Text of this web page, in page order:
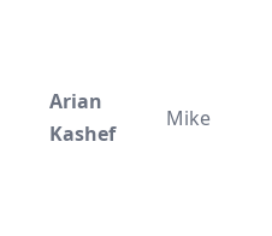
Arian
Kashef
Mike